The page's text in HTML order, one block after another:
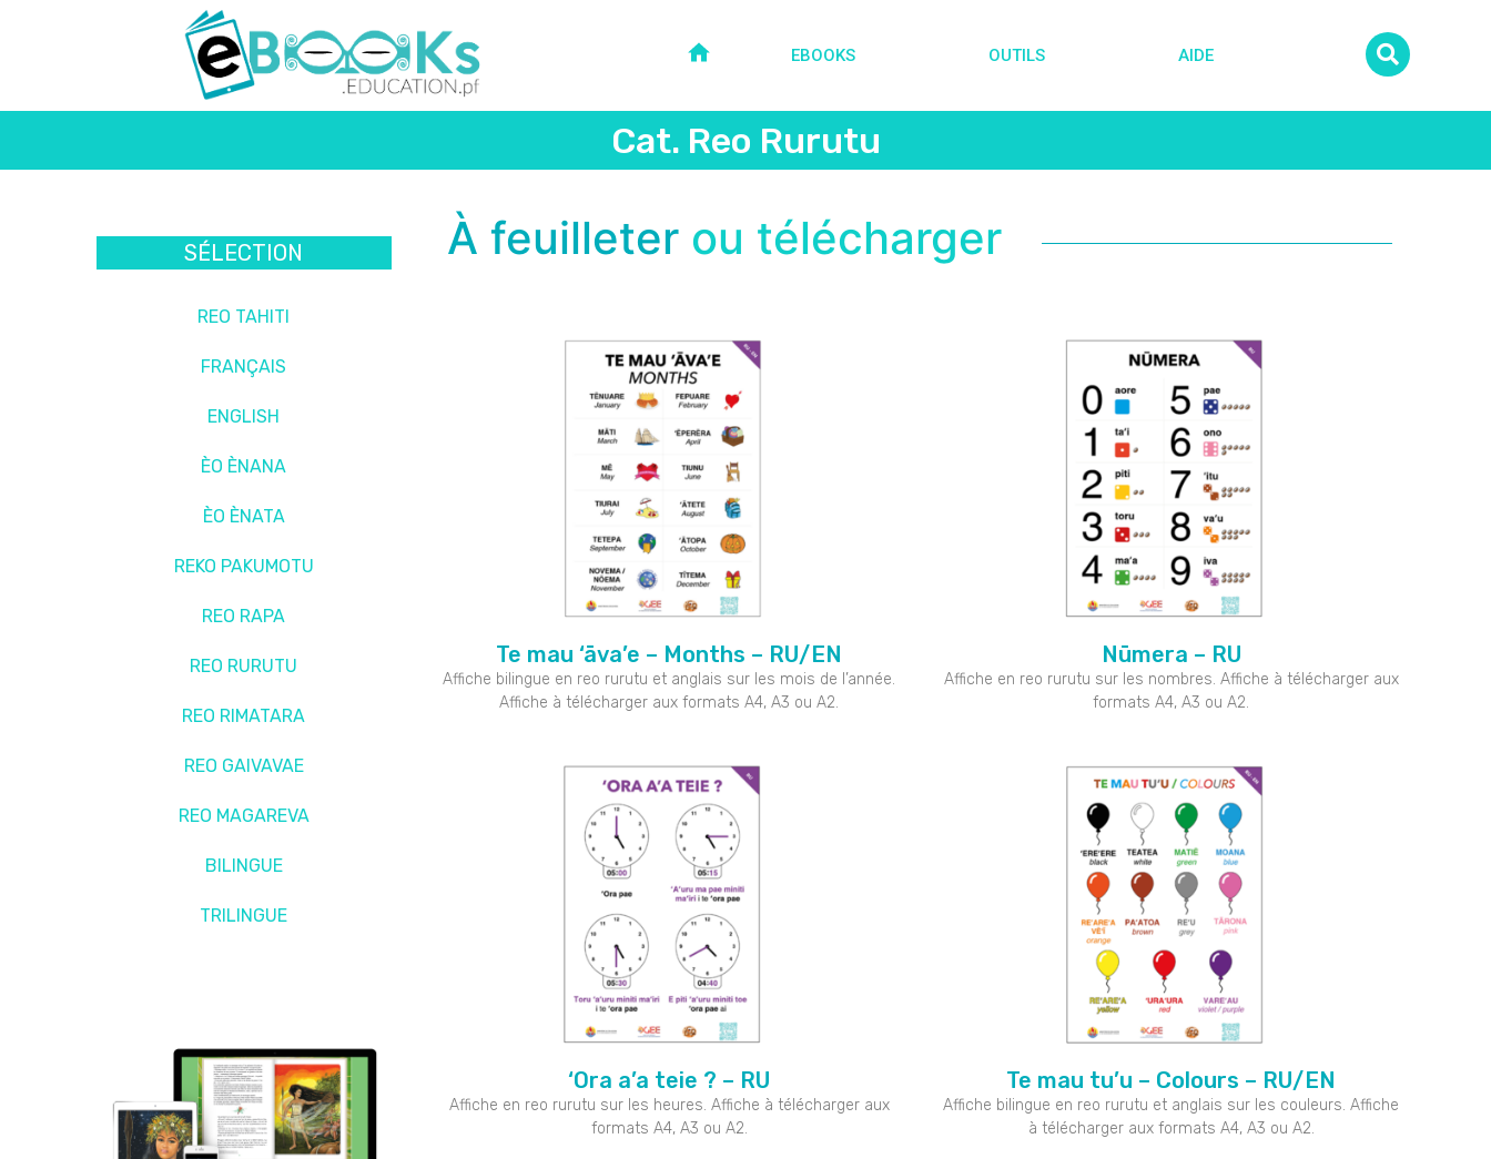
EBOOKS OUTILS AIDE
Cat. Reo Rurutu
SÉLECTION
REO TAHITI
FRANÇAIS
ENGLISH
ÈO ÈNANA
ÈO ÈNATA
REKO PAKUMOTU
REO RAPA
REO RURUTU
REO RIMATARA
REO GAIVAVAE
REO MAGAREVA
BILINGUE
TRILINGUE
À feuilleter ou télécharger
Te mau ‘āva’e – Months – RU/EN
Affiche bilingue en reo rurutu et anglais sur les mois de l’année.
Affiche à télécharger aux formats A4, A3 ou A2.
Nūmera – RU
Affiche en reo rurutu sur les nombres. Affiche à télécharger aux
formats A4, A3 ou A2.
‘Ora a’a teie ? – RU
Affiche en reo rurutu sur les heures. Affiche à télécharger aux
formats A4, A3 ou A2.
Te mau tu’u – Colours – RU/EN
Affiche bilingue en reo rurutu et anglais sur les couleurs. Affiche
à télécharger aux formats A4, A3 ou A2.